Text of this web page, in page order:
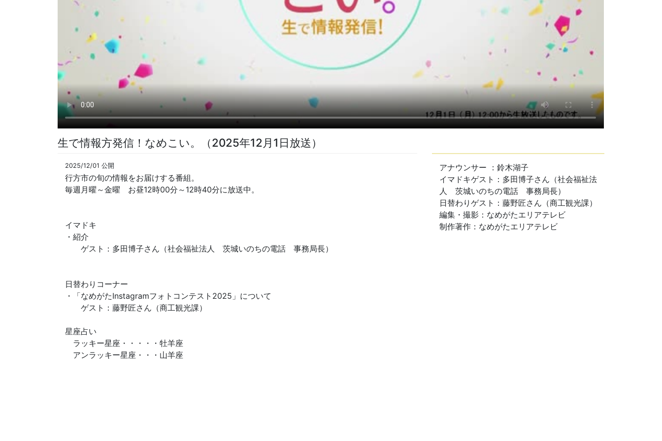
生で情報方発信！なめこい。（2025年12月1日放送）
2025/12/01 公開
行方市の旬の情報をお届けする番組。
毎週月曜～金曜 お昼12時00分～12時40分に放送中。
イマドキ
・紹介
ゲスト：多田博子さん（社会福祉法人 茨城いのちの電話 事務局長）
日替わりコーナー
・「なめがたInstagramフォトコンテスト2025」について
ゲスト：藤野匠さん（商工観光課）
星座占い
ラッキー星座・・・・・牡羊座
アンラッキー星座・・・山羊座
アナウンサー ：鈴木湖子
イマドキゲスト：多田博子さん（社会福祉法
人 茨城いのちの電話 事務局長）
日替わりゲスト：藤野匠さん（商工観光課）
編集・撮影：なめがたエリアテレビ
制作著作：なめがたエリアテレビ